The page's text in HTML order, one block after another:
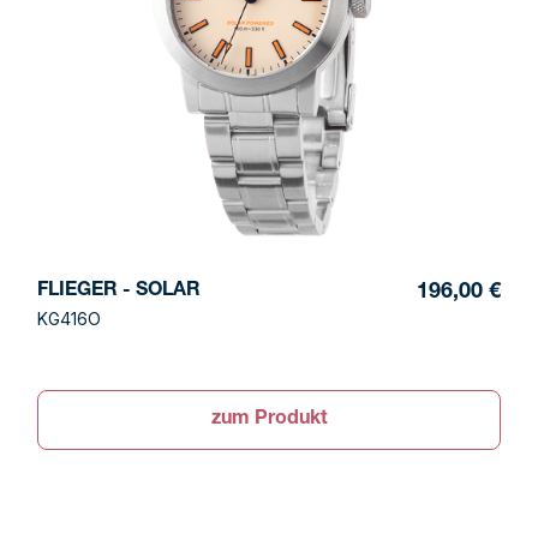
FLIEGER - SOLAR
KG416O
196,00 €
zum Produkt